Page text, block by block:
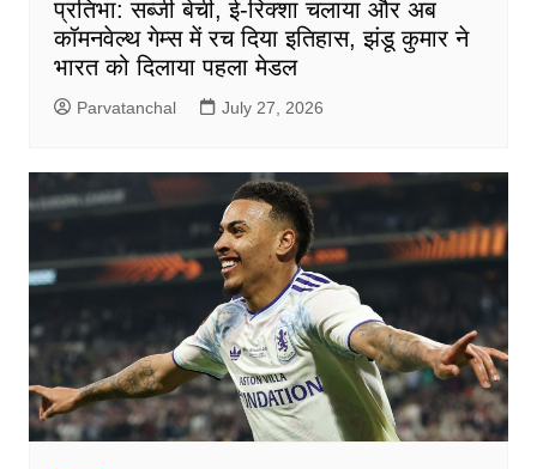
प्रतिभा: सब्जी बेची, ई-रिक्शा चलाया और अब
कॉमनवेल्थ गेम्स में रच दिया इतिहास, झंडू कुमार ने
भारत को दिलाया पहला मेडल
Parvatanchal July 27, 2026